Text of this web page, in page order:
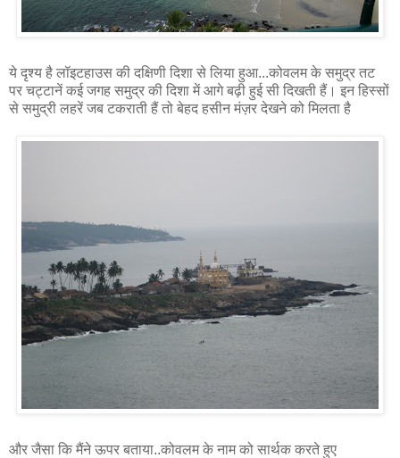
ये दृश्य है लॉइटहाउस की दक्षिणी दिशा से लिया हुआ...कोवलम के समुद्र तट
पर चट्टानें कई जगह समुद्र की दिशा में आगे बढ़ी हुई सी दिखती हैं। इन हिस्सों
से समुद्री लहरें जब टकराती हैं तो बेहद हसीन मंज़र देखने को मिलता है
और जैसा कि मैंने ऊपर बताया..कोवलम के नाम को सार्थक करते हुए